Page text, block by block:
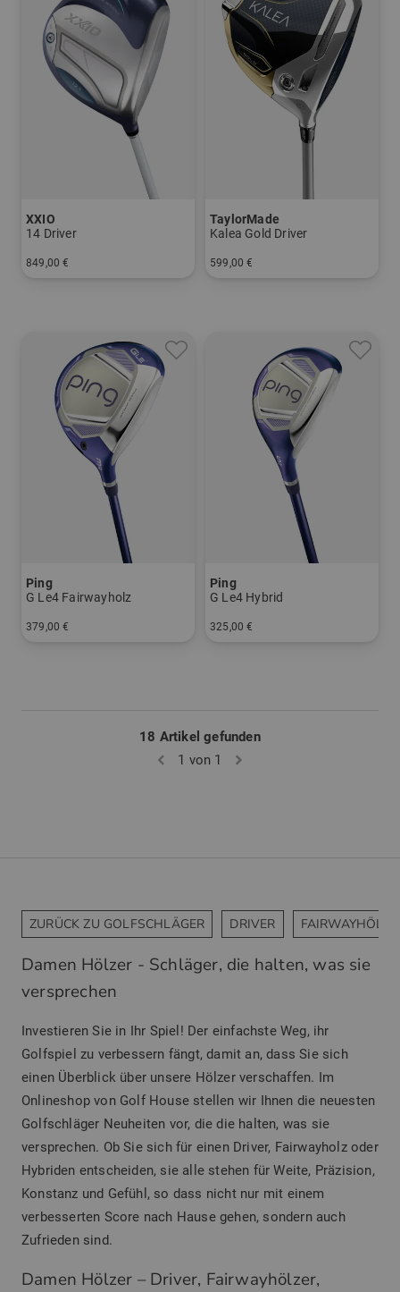
XXIO
14 Driver
849,00 €
TaylorMade
Kalea Gold Driver
599,00 €
Ping
G Le4 Fairwayholz
379,00 €
Ping
G Le4 Hybrid
325,00 €
18 Artikel gefunden
1 von 1
ZURÜCK ZU GOLFSCHLÄGER DRIVER
Damen Hölzer - Schläger, die halten, was sie
versprechen
Investieren Sie in Ihr Spiel! Der einfachste Weg, ihr
Golfspiel zu verbessern fängt, damit an, dass Sie sich
einen Überblick über unsere Hölzer verschaffen. Im
Onlineshop von Golf House stellen wir Ihnen die neuesten
Golfschläger Neuheiten vor, die die halten, was sie
versprechen. Ob Sie sich für einen Driver, Fairwayholz oder
Hybriden entscheiden, sie alle stehen für Weite, Präzision,
Konstanz und Gefühl, so dass nicht nur mit einem
verbesserten Score nach Hause gehen, sondern auch
Zufrieden sind.
Damen Hölzer – Driver, Fairwayhölzer,